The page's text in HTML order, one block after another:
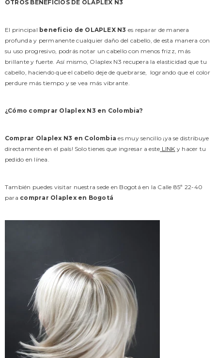
OTROS BENEFICIOS DE OLAPLEX N3
El principal beneficio de OLAPLEX N3 es reparar de manera
profunda y permanente cualquier daño del cabello, de esta manera con
su uso progresivo, podrás notar un cabello con menos frizz, más
brillante y fuerte. Así mismo, Olaplex N3 recupera la elasticidad que tu
cabello, haciendo que el cabello deje de quebrarse, logrando que el color
perdure más tiempo y se vea más vibrante.
¿Cómo comprar Olaplex N3 en Colombia?
Comprar Olaplex N3 en Colombia es muy sencillo ¡ya se distribuye
directamente en el país! Solo tienes que ingresar a este LINK y hacer tu
pedido en línea.
También puedes visitar nuestra sede en Bogotá en la Calle 85ª 22-40
para comprar Olaplex en Bogotá